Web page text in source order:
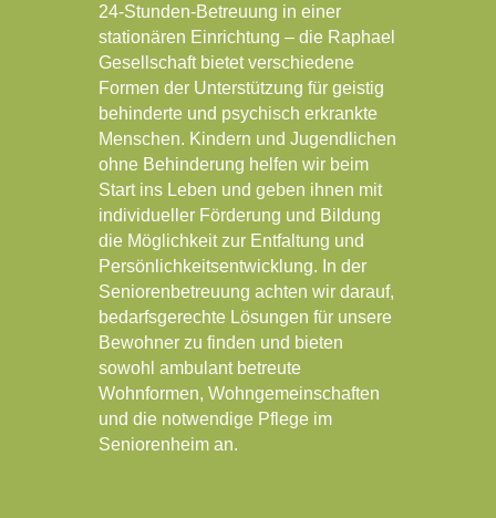
24-Stunden-Betreuung in einer
stationären Einrichtung – die Raphael
Gesellschaft bietet verschiedene
Formen der Unterstützung für geistig
behinderte und psychisch erkrankte
Menschen. Kindern und Jugendlichen
ohne Behinderung helfen wir beim
Start ins Leben und geben ihnen mit
individueller Förderung und Bildung
die Möglichkeit zur Entfaltung und
Persönlichkeitsentwicklung. In der
Seniorenbetreuung achten wir darauf,
bedarfsgerechte Lösungen für unsere
Bewohner zu finden und bieten
sowohl ambulant betreute
Wohnformen, Wohngemeinschaften
und die notwendige Pflege im
Seniorenheim an.